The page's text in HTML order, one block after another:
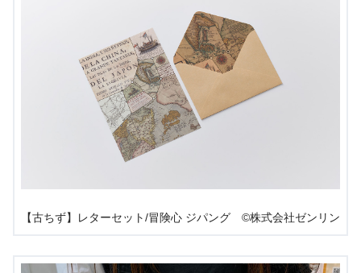
【古ちず】レターセット/冒険心 ジパング ©株式会社ゼンリン